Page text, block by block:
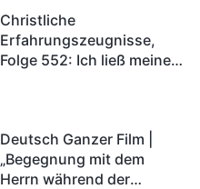
Christliche
Erfahrungszeugnisse,
Folge 552: Ich ließ meine
Deutsch Ganzer Film |
„Begegnung mit dem
Herrn während der